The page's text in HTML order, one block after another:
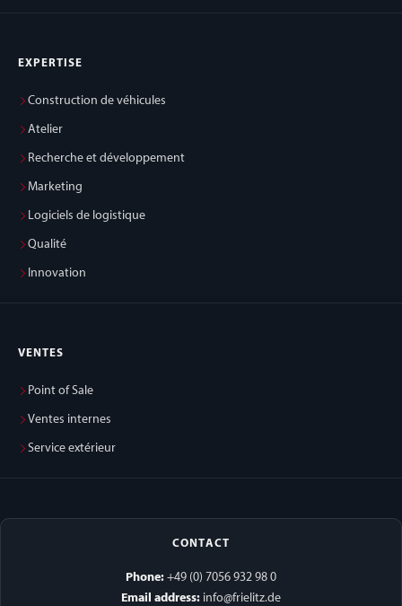
EXPERTISE
Construction de véhicules
Atelier
Recherche et développement
Marketing
Logiciels de logistique
Qualité
Innovation
VENTES
Point of Sale
Ventes internes
Service extérieur
CONTACT
Phone: +49 (0) 7056 932 98 0
Email address: info@frielitz.de